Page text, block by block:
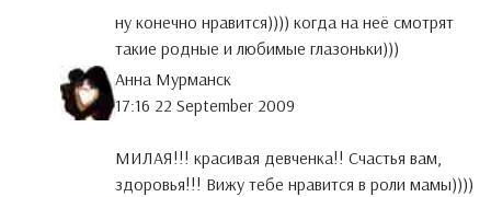
ну конечно нравится)))) когда на неё смотрят
такие родные и любимые глазоньки)))
Анна Мурманск
17:16 22 September 2009
МИЛАЯ!!! красивая девченка!! Счастья вам,
здоровья!!! Вижу тебе нравится в роли мамы))))